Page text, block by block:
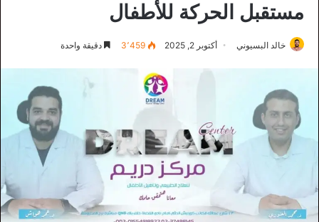
مستقبل الحركة للأطفال
خالد البسيوني أكتوبر 2, 2025 3٬459 دقيقة واحدة